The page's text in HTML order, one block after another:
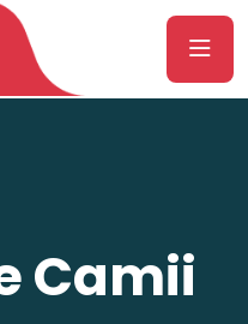
Camii